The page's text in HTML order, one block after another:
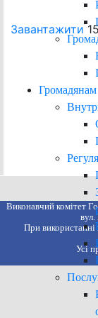
Громадянам
Завантажити
Виконавчий комітет
При використанні
Усі